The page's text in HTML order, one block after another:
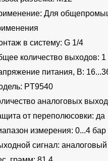
Для
в систему: G 1/4
количество выходов: 1
питания, В:
PT9540
аналоговых
от переполюсовки: да
измерения: 0...4 бар
сигнал: аналоговый